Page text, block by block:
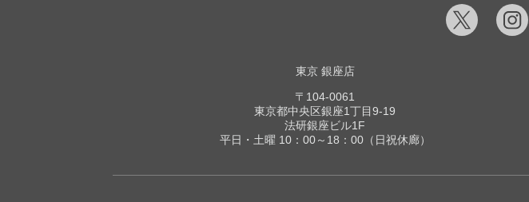
東京 銀座店
〒104-0061
東京都中央区銀座1丁目9-19
法研銀座ビル1F
平日・土曜 10：00～18：00（日祝休廊）